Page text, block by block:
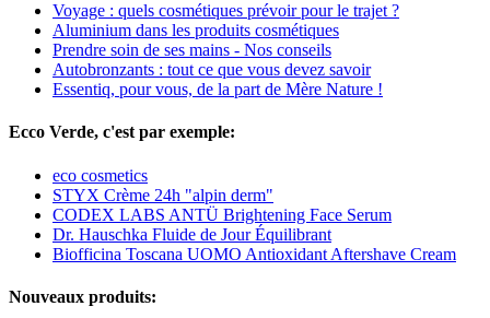
Voyage : quels cosmétiques prévoir pour le trajet ?
Aluminium dans les produits cosmétiques
Prendre soin de ses mains - Nos conseils
Autobronzants : tout ce que vous devez savoir
Essentiq, pour vous, de la part de Mère Nature !
Ecco Verde, c'est par exemple:
eco cosmetics
STYX Crème 24h "alpin derm"
CODEX LABS ANTÜ Brightening Face Serum
Dr. Hauschka Fluide de Jour Équilibrant
Biofficina Toscana UOMO Antioxidant Aftershave Cream
Nouveaux produits: